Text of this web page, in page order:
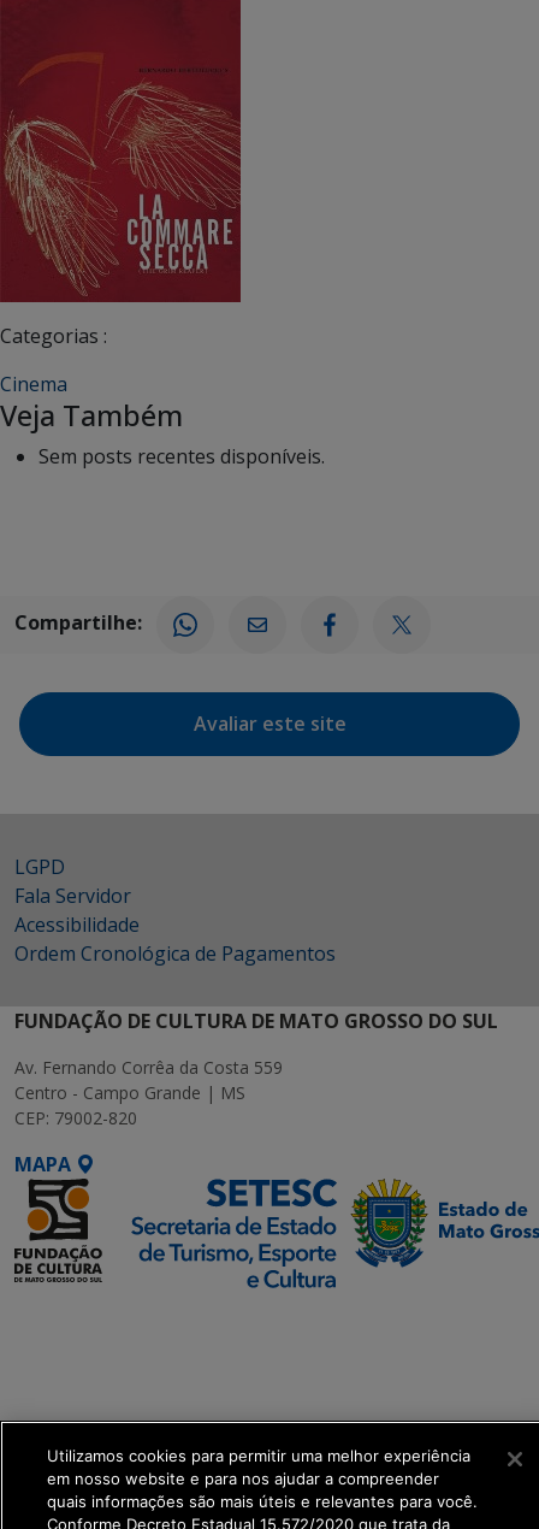
Categorias :
Cinema
Veja Também
Sem posts recentes disponíveis.
Compartilhe:
Avaliar este site
LGPD
Fala Servidor
Acessibilidade
Ordem Cronológica de Pagamentos
FUNDAÇÃO DE CULTURA DE MATO GROSSO DO SUL
Av. Fernando Corrêa da Costa 559
Centro - Campo Grande | MS
CEP: 79002-820
MAPA
Utilizamos cookies para permitir uma melhor experiência
em nosso website e para nos ajudar a compreender
quais informações são mais úteis e relevantes para você.
Conforme Decreto Estadual 15.572/2020 que trata da